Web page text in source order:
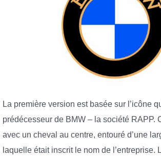
La première version est basée sur l’icône
prédécesseur de BMW – la société RAPP.
avec un cheval au centre, entouré d’une
laquelle était inscrit le nom de l’entreprise.